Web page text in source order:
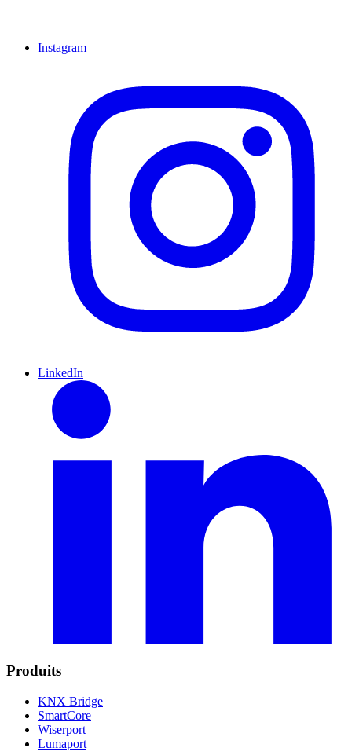
Instagram
LinkedIn
Produits
KNX Bridge
SmartCore
Wiserport
Lumaport